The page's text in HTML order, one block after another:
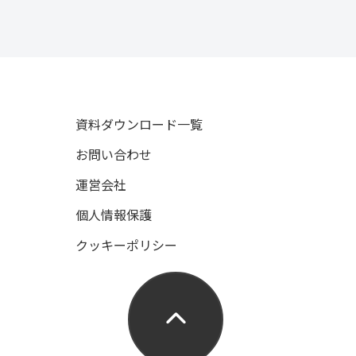
資料ダウンロード一覧
お問い合わせ
運営会社
個人情報保護
クッキーポリシー